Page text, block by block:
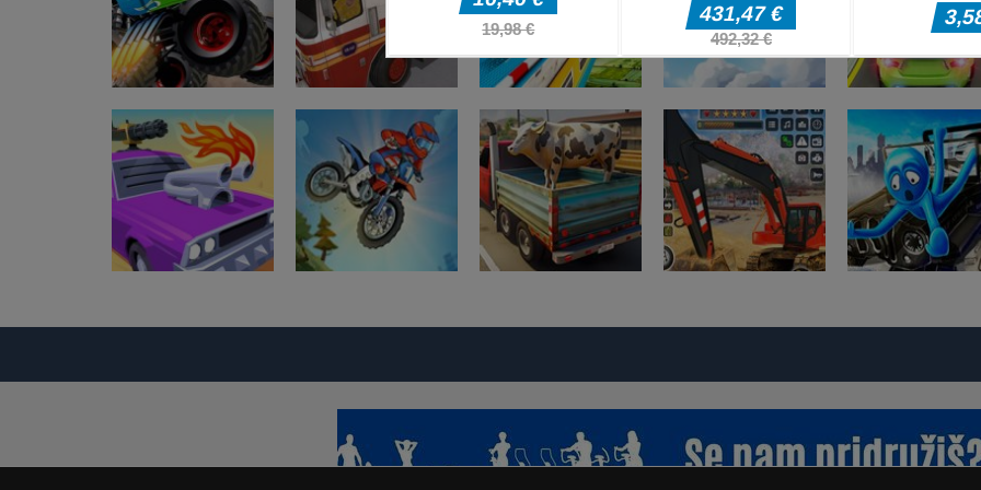
Dirkaške igre
Monster Truck
Crush
Dirkaške igre
Simulator vožnje
gasilskega
tovornjaka
Dirkaške igre
Bike Stunt Racing
Legend
Dirkaške igre
Pravi simulator
letenja
Dirkaške igre
Avtomobilske
kaskade z
rampo
Desert Riders:
Moto Bike:
Offroad Racing
Tovornjak za
prevoz živali
Simulator
težkega bagra
Carjack Racing
Master